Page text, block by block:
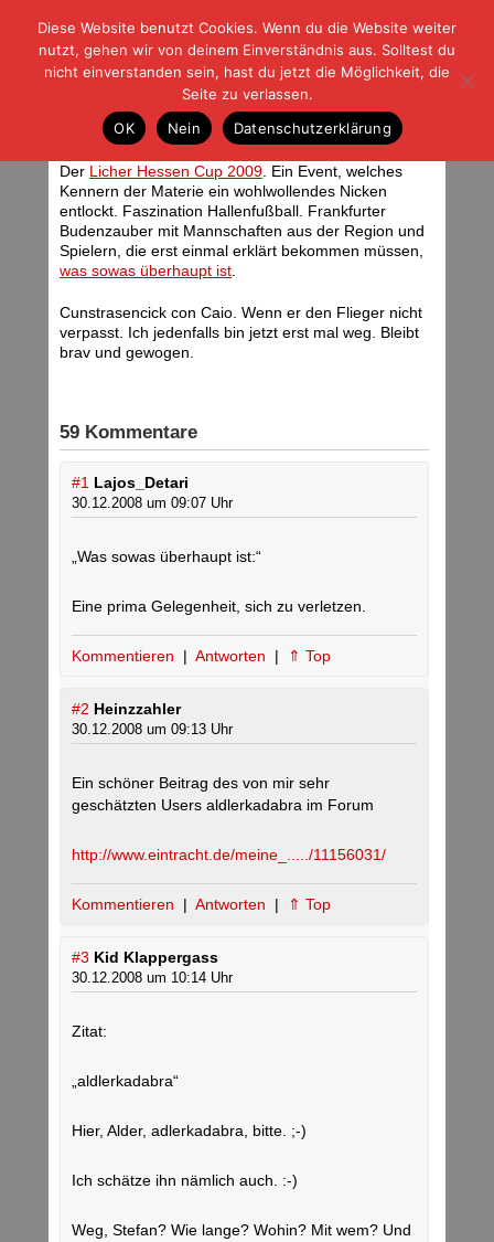
| | |BLOG-GFußball und der Rest
HOME|REGELN|IMPRESSUM |DATENSCHUTZ
Hallenkick
Dienstag, 30.12.08 | 06:03 Uhr
Der Licher Hessen Cup 2009 . Ein Event, welches
Kennern der Materie ein wohlwollendes Nicken
entlockt. Faszination Hallenfußball. Frankfurter
Budenzauber mit Mannschaften aus der Region und
Spielern, die erst einmal erklärt bekommen müssen,
was sowas überhaupt ist
Cunstrasencick con Caio. Wenn er den Flieger nicht
verpasst. Ich jedenfalls bin jetzt erst mal weg. Bleibt
brav und gewogen.
59 Kommentare
#1 Lajos_Detari
30.12.2008 um 09:07 Uhr
„Was sowas überhaupt ist:“
Eine prima Gelegenheit, sich zu verletzen.
Kommentieren | Antworten | ⇑ Top
#2 Heinzzahler
30.12.2008 um 09:13 Uhr
Ein schöner Beitrag des von mir sehr
geschätzten Users aldlerkadabra im Forum
http://www.eintracht.de/meine_...../11156031/
Kommentieren | Antworten | ⇑ Top
#3 Kid Klappergass
30.12.2008 um 10:14 Uhr
Zitat:
„aldlerkadabra“
Hier, Alder, adlerkadabra, bitte. ;-)
Ich schätze ihn nämlich auch. :-)
Weg, Stefan? Wie lange? Wohin? Mit wem? Und
Diese Website benutzt Cookies. Wenn du die Website weiter
nutzt, gehen wir von deinem Einverständnis aus. Solltest du
nicht einverstanden sein, hast du jetzt die Möglichkeit, die
Seite zu verlassen.
OK
Nein Datenschutzerklärung